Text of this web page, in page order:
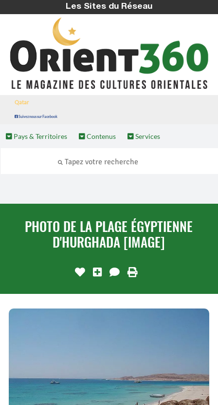
Les Sites du Réseau
Qatar
Suivez nous sur Facebook
Pays & Territoires Contenus Services
PHOTO DE LA PLAGE ÉGYPTIENNE
D'HURGHADA [IMAGE]